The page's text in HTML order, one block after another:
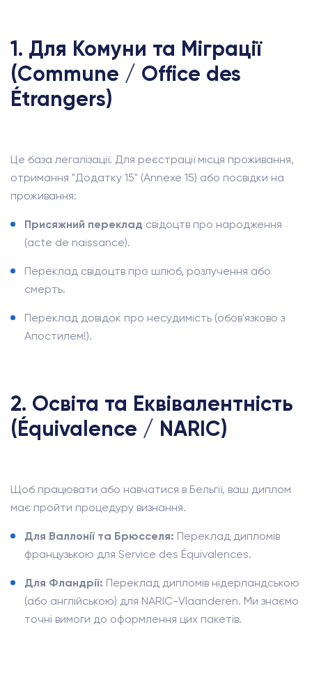
1. Для Комуни та Міграції
(Commune / Office des
Étrangers)
Це база легалізації. Для реєстрації місця проживання,
отримання "Додатку 15" (Annexe 15) або посвідки на
проживання:
Присяжний переклад свідоцтв про народження
(acte de naissance).
Переклад свідоцтв про шлюб, розлучення або
смерть.
Переклад довідок про несудимість (обов'язково з
Апостилем!).
2. Освіта та Еквівалентність
(Équivalence / NARIC)
Щоб працювати або навчатися в Бельгії, ваш диплом
має пройти процедуру визнання.
Для Валлонії та Брюсселя: Переклад дипломів
французькою для Service des Équivalences.
Для Фландрії: Переклад дипломів нідерландською
(або англійською) для NARIC-Vlaanderen. Ми знаємо
точні вимоги до оформлення цих пакетів.